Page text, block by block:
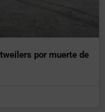
por muerte de